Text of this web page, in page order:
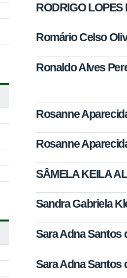
RODRIGO LOPES
Romário Celso
Ronaldo Alves
Rosanne
Rosanne
SÂMELA KEILA
Sandra Gabriela
Sara Adna Santos
Sara Adna Santos